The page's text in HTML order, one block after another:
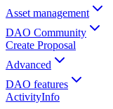
Asset management
DAO Community
Create Proposal
Advanced
DAO features
ActivityInfo